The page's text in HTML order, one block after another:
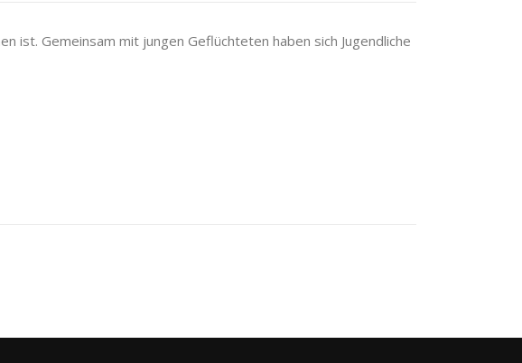
ist. Gemeinsam mit jungen Geflüchteten haben sich Jugendliche